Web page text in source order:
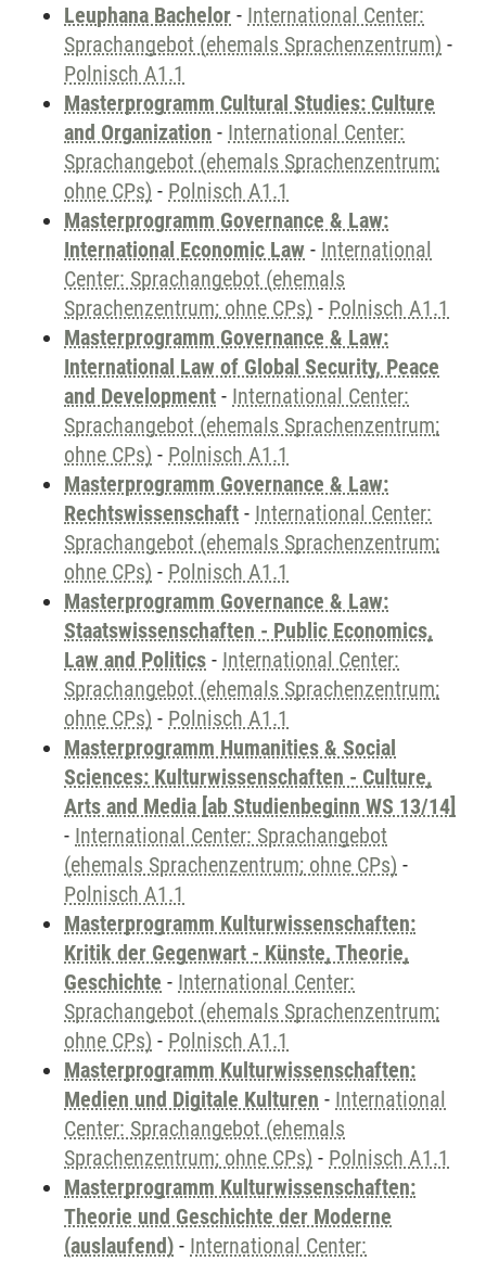
Leuphana Bachelor - International Center:
Sprachangebot (ehemals Sprachenzentrum) -
Polnisch A1.1
Masterprogramm Cultural Studies: Culture
and Organization - International Center:
Sprachangebot (ehemals Sprachenzentrum;
ohne CPs) - Polnisch A1.1
Masterprogramm Governance & Law:
International Economic Law - International
Center: Sprachangebot (ehemals
Sprachenzentrum; ohne CPs) - Polnisch A1.1
Masterprogramm Governance & Law:
International Law of Global Security, Peace
and Development - International Center:
Sprachangebot (ehemals Sprachenzentrum;
ohne CPs) - Polnisch A1.1
Masterprogramm Governance & Law:
Rechtswissenschaft - International Center:
Sprachangebot (ehemals Sprachenzentrum;
ohne CPs) - Polnisch A1.1
Masterprogramm Governance & Law:
Staatswissenschaften - Public Economics,
Law and Politics - International Center:
Sprachangebot (ehemals Sprachenzentrum;
ohne CPs) - Polnisch A1.1
Masterprogramm Humanities & Social
Sciences: Kulturwissenschaften - Culture,
Arts and Media [ab Studienbeginn WS 13/14]
- International Center: Sprachangebot
(ehemals Sprachenzentrum; ohne CPs) -
Polnisch A1.1
Masterprogramm Kulturwissenschaften:
Kritik der Gegenwart - Künste, Theorie,
Geschichte - International Center:
Sprachangebot (ehemals Sprachenzentrum;
ohne CPs) - Polnisch A1.1
Masterprogramm Kulturwissenschaften:
Medien und Digitale Kulturen - International
Center: Sprachangebot (ehemals
Sprachenzentrum; ohne CPs) - Polnisch A1.1
Masterprogramm Kulturwissenschaften:
Theorie und Geschichte der Moderne
(auslaufend) - International Center: